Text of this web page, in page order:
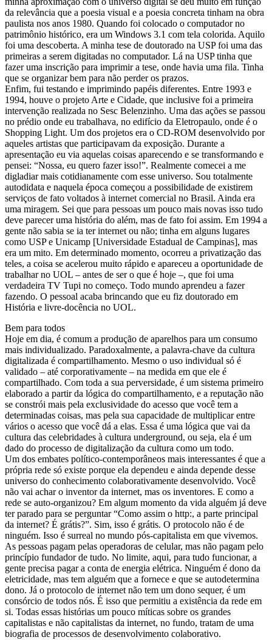
da relevância que a poesia visual e a poesia concreta tinham na obra
paulista nos anos 1980. Quando foi colocado o computador no
patrimônio histórico, era um Windows 3.1 com tela colorida. Aquilo
foi uma descoberta. A minha tese de doutorado na USP foi uma das
primeiras a serem digitadas no computador. Lá na USP tinha que
fazer uma inscrição para imprimir a tese, onde havia uma fila. Tinha
que se organizar bem para não perder os prazos.
Enfim, fui testando e imprimindo papéis diferentes. Entre 1993 e
1994, houve o projeto Arte e Cidade, que inclusive foi a primeira
intervenção realizada no Sesc Belenzinho. Uma das ações se passou
no prédio onde eu trabalhava, no edifício da Eletropaulo, onde é o
Shopping Light. Um dos projetos era o CD-ROM desenvolvido por
aqueles artistas que participavam da exposição. Durante a
apresentação eu via aquelas coisas aparecendo e se transformando e
pensei: “Nossa, eu quero fazer isso!”. Realmente comecei a me
digladiar mais cotidianamente com esse universo. Sou totalmente
autodidata e naquela época começou a possibilidade de existirem
serviços de fato voltados à internet comercial no Brasil. Ainda era
uma miragem. Sei que para pessoas um pouco mais novas isso tudo
deve parecer uma história do além, mas de fato foi assim. Em 1994 a
gente não sabia se ia ter internet ou não; tinha em alguns lugares
como USP e Unicamp [Universidade Estadual de Campinas], mas
era um mito. Em determinado momento, ocorreu a privatização das
teles, a coisa se acelerou muito rápido e apareceu a oportunidade de
trabalhar no UOL – antes de ser o que é hoje –, que foi uma
verdadeira TV Tupi no começo. Todo mundo aprendeu a fazer
fazendo. O pessoal acaba brincando que eu fiz doutorado em
História e livre-docência no UOL.
Bem para todos
Hoje em dia, é comum a produção de aparelhos para um consumo
mais individualizado. Paradoxalmente, a palavra-chave da cultura
digitalizada é compartilhamento. Mesmo o uso individual só é
validado – até corporativamente – na medida em que ele é
compartilhado. Com toda a sua perversidade, é um sistema primeiro
elaborado a partir da lógica do compartilhamento, e a reputação não
se constrói mais pela exclusividade do acesso que você tem a
determinadas coisas, mas pela sua capacidade de multiplicar entre
vários o acesso que você dá a elas. Essa é uma lógica que vai da
cultura das celebridades à cultura underground, ou seja, ela é um
dado do processo de digitalização da cultura como um todo.
Um dos embates político-contemporâneos mais interessantes é que a
própria rede só existe porque ela dependeu e ainda depende desse
universo do conhecimento colaborativamente desenvolvido. Você
não vai achar o inventor da internet, mas os inventores. E como a
rede se auto-organizou? Em algum momento da vida alguém já deve
ter parado para se perguntar “Como assim o http:, a parte principal
da internet? É grátis?”. Sim, isso é grátis. O protocolo não é de
ninguém. Isso é surreal no mundo pós-capitalista em que vivemos.
As pessoas pagam pelas operadoras de celular, mas não pagam pelo
princípio fundador de tudo. No limite, aqui, para tudo funcionar, a
gente precisa pagar a conta de energia elétrica. Ninguém é dono da
eletricidade, mas tem alguém que a fornece e que se autodetermina
dono. Já o protocolo de internet não tem um dono sequer, é um
consórcio de todos nós. É isso que permitiu a existência da rede em
si. Todas essas histórias um pouco míticas sobre os grandes
capitalistas e não capitalistas da internet, no fundo, tratam de uma
biografia de processos de desenvolvimento colaborativo.